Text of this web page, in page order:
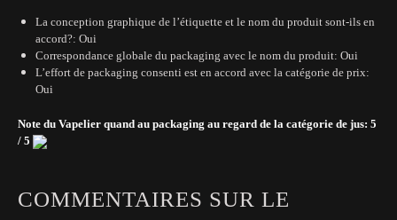
La conception graphique de l’étiquette et le nom du produit sont-ils en
accord?: Oui
Correspondance globale du packaging avec le nom du produit: Oui
L’effort de packaging consenti est en accord avec la catégorie de prix:
Oui
Note du Vapelier quand au packaging au regard de la catégorie de jus: 5
/ 5
COMMENTAIRES SUR LE